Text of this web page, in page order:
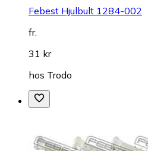
Febest Hjulbult 1284-002
fr.
31 kr
hos Trodo